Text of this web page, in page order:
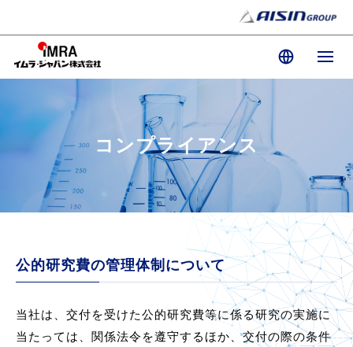
コンプライアンス
公的研究費の管理体制について
当社は、交付を受けた公的研究費等に係る研究の実施に
当たっては、関係法令を遵守するほか、交付の際の条件